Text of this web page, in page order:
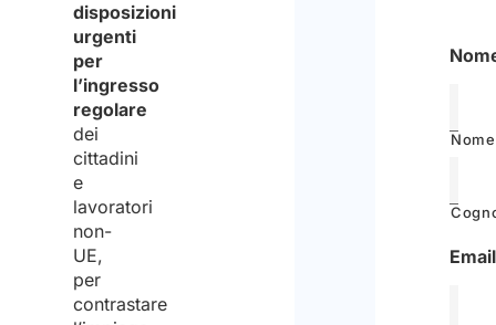
disposizioni
urgenti
per
l’ingresso
regolare
dei
cittadini
e
lavoratori
non-
UE,
per
contrastare
Nome
Email